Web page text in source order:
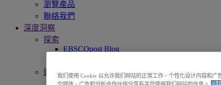
瀏覽產品
聯絡我們
深度洞察
探索
EBSCOpost Blog
連接我们使用 Cookie 以允许我们网站的正常工作、个性化设计内容和
交媒体、广告和分析合作伙伴分享有关您使用我们网站的信息。
隐